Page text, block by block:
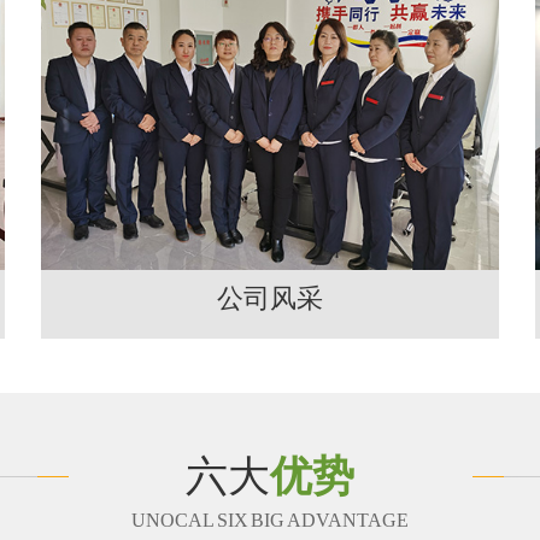
六大优势
UNOCAL SIX BIG ADVANTAGE